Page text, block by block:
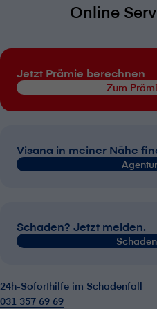
Online
Jetzt Prämie berechnen
Zum
V⁠i⁠s⁠a⁠n⁠a in meiner Nähe
Schaden? Jetzt melden.
24h-Soforthilfe im Schadenfall
031 357 69 69